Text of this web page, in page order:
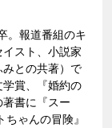
。報道番組のキ
スト、小説家
との共著）で
賞、『婚約の
書に『スー
ゃんの冒険』